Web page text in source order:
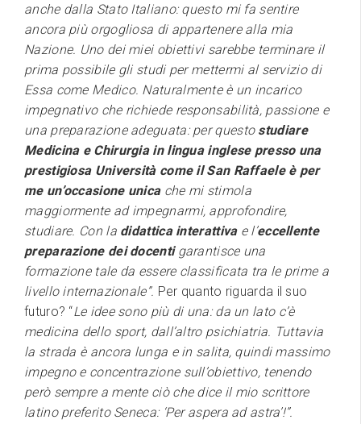
anche dalla Stato Italiano: questo mi fa sentire
ancora più orgogliosa di appartenere alla mia
Nazione. Uno dei miei obiettivi sarebbe terminare il
prima possibile gli studi per mettermi al servizio di
Essa come Medico. Naturalmente è un incarico
impegnativo che richiede responsabilità, passione e
una preparazione adeguata: per questo studiare
Medicina e Chirurgia in lingua inglese presso una
prestigiosa Università come il San Raffaele è per
me un’occasione unicache mi stimola
maggiormente ad impegnarmi, approfondire,
studiare. Con la didattica interattivae l’eccellente
preparazione dei docenti garantisce una
formazione tale da essere classificata tra le prime a
livello internazionale”. Per quanto riguarda il suo
futuro? “Le idee sono più di una: da un lato c’è
medicina dello sport, dall’altro psichiatria. Tuttavia
la strada è ancora lunga e in salita, quindi massimo
impegno e concentrazione sull’obiettivo, tenendo
però sempre a mente ciò che dice il mio scrittore
latino preferito Seneca: ‘Per aspera ad astra’!”.